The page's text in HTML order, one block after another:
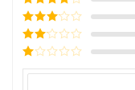
4/ 5
điểm
3/ 5
điểm
2/
điểm
1